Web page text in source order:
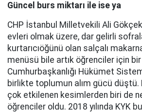
Güncel burs miktarı ile ise ya
CHP İstanbul Milletvekili Ali
evleri olmak üzere, dar gelirli
kurtarıcıöğünü olan salçalı
menüsü bile artık öğrenciler için
Cumhurbaşkanlığı Hükümet
birlikte toplumun alım gücü düştü.
çok etkilenen kesimlerden biri de
öğrenciler oldu. 2018 yılında KYK